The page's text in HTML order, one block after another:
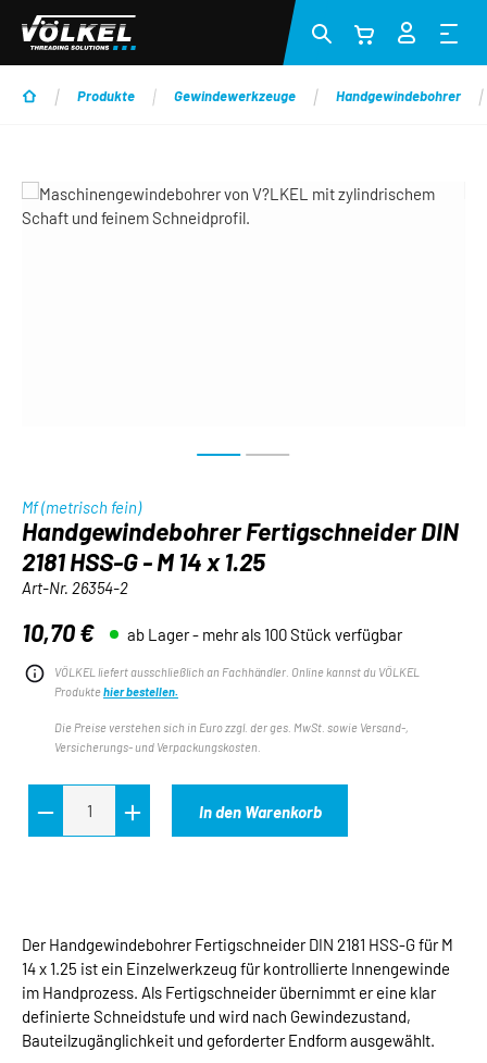
Zum Hauptinhalt springen
Produkte Gewindewerkzeuge Handgewindebohrer
Bildergalerie überspringen
Mf (metrisch fein)
Handgewindebohrer Fertigschneider DIN
2181 HSS-G - M 14 x 1.25
Art-Nr. 26354-2
Regulärer Preis:
10,70 € ab Lager - mehr als 100 Stück verfügbar
VÖLKEL liefert ausschließlich an Fachhändler. Online kannst du VÖLKEL
Produkte hier bestellen.
Die Preise verstehen sich in Euro zzgl. der ges. MwSt. sowie Versand-,
Versicherungs- und Verpackungskosten.
In den Warenkorb
Der Handgewindebohrer Fertigschneider DIN 2181 HSS-G für M
14 x 1.25 ist ein Einzelwerkzeug für kontrollierte Innengewinde
im Handprozess. Als Fertigschneider übernimmt er eine klar
definierte Schneidstufe und wird nach Gewindezustand,
Bauteilzugänglichkeit und geforderter Endform ausgewählt.